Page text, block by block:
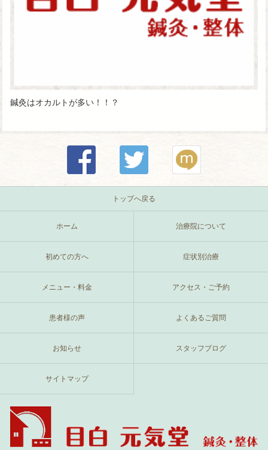
鍼灸はオカルトが多い！！？
トップへ戻る
ホーム 治療院について
初めての方へ 症状別治療
メニュー・料金 アクセス・ご予約
患者様の声 よくあるご質問
お知らせ スタッフブログ
サイトマップ